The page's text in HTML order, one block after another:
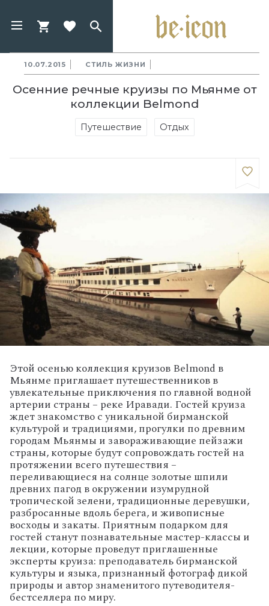
10.07.2015 СТИЛЬ ЖИЗНИ
Осенние речные круизы по Мьянме от
коллекции Belmond
Путешествие Отдых
Этой осенью коллекция круизов Belmond в
Мьянме приглашает путешественников в
увлекательные приключения по главной водной
артерии страны – реке Иравади. Гостей круиза
ждет знакомство с уникальной бирманской
культурой и традициями, прогулки по древним
городам Мьянмы и завораживающие пейзажи
страны, которые будут сопровождать гостей на
протяжении всего путешествия –
переливающиеся на солнце золотые шпили
древних пагод в окружении изумрудной
тропической зелени, традиционные деревушки,
разбросанные вдоль берега, и живописные
восходы и закаты. Приятным подарком для
гостей станут познавательные мастер-классы и
лекции, которые проведут приглашенные
эксперты круиза: преподаватель бирманской
культуры и языка, признанный фотограф дикой
природы и автор знаменитого путеводителя-
бестселлера по миру.